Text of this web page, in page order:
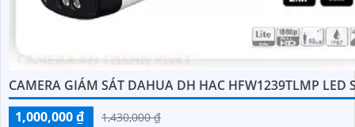
CAMERA GIÁM SÁT DAHUA DH HAC HFW1239TLMP LED
1,000,000 ₫
1,430,000 ₫